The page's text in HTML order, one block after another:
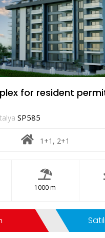
for resident
SP585
1+1, 2+1
1000 m